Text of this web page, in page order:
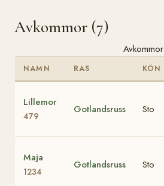
Avkommor (7)
Avkommor
NAMN RAS KÖN
Lillemor
479
Gotlandsruss Sto
Maja
1234
Gotlandsruss Sto